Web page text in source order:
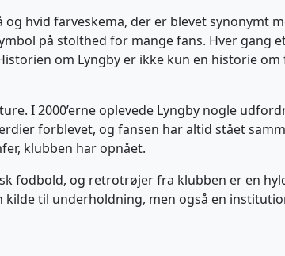
hvid farveskema, der er blevet synonymt
på stolthed for mange fans. Hver
om Lyngby er ikke kun en historie
I 2000’erne oplevede Lyngby nogle
forblevet, og fansen har altid stået
klubben har opnået.
fodbold, og retrotrøjer fra klubben er en
til underholdning, men også en